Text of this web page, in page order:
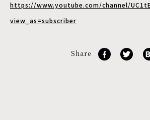
https://www.youtube.com/channel/
view_as=subscriber
Share